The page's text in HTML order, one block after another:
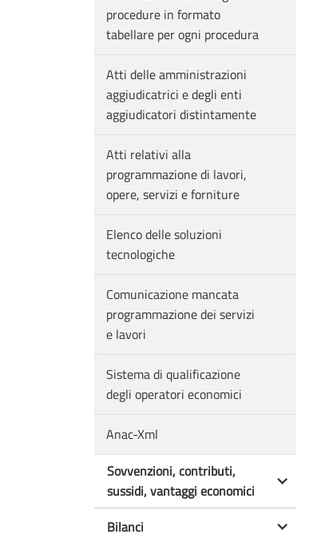
procedure in formato
tabellare per ogni procedura
Atti delle amministrazioni
aggiudicatrici e degli enti
aggiudicatori distintamente
Atti relativi alla
programmazione di lavori,
opere, servizi e forniture
Elenco delle soluzioni
tecnologiche
Comunicazione mancata
programmazione dei servizi
e lavori
Sistema di qualificazione
degli operatori economici
Anac-Xml
Sovvenzioni, contributi,
sussidi, vantaggi economici
Bilanci